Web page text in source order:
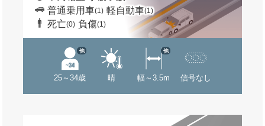
普通乗用車(1) 軽自動車(1)
死亡(0) 負傷(1)
25～34歳
他
晴 幅～3.5m
他
信号なし